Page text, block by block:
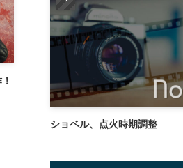
ショベル、点火時期調整